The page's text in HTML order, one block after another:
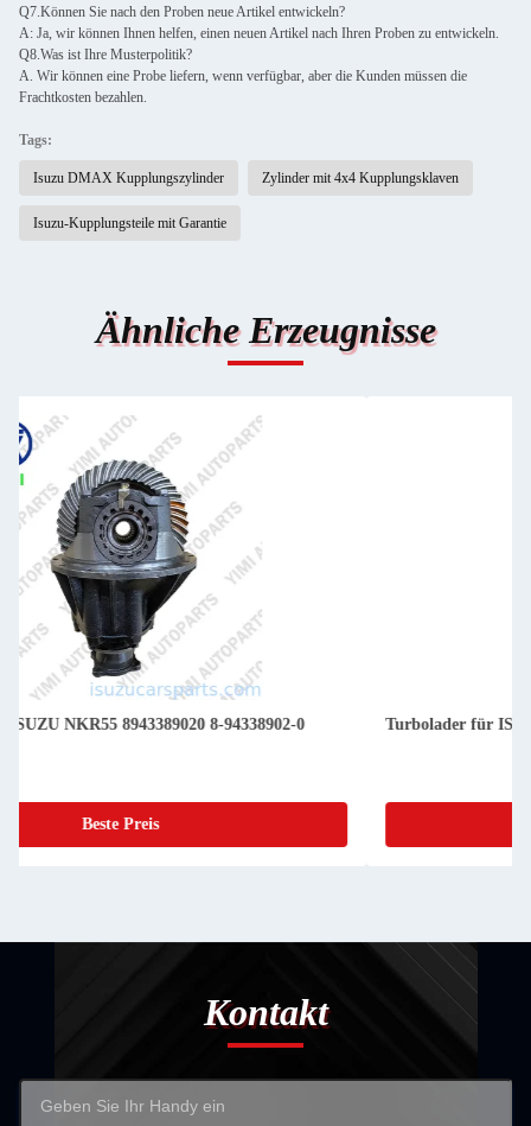
Q7.Können Sie nach den Proben neue Artikel entwickeln?
A: Ja, wir können Ihnen helfen, einen neuen Artikel nach Ihren Proben zu entwickeln.
Q8.Was ist Ihre Musterpolitik?
A. Wir können eine Probe liefern, wenn verfügbar, aber die Kunden müssen die
Frachtkosten bezahlen.
Tags:
Isuzu DMAX Kupplungszylinder Zylinder mit 4x4 Kupplungsklaven
Isuzu-Kupplungsteile mit Garantie
Ähnliche Erzeugnisse
Turbolader für ISUZU XE 6HK1 1-14400390-0 1144003900
Kontakt